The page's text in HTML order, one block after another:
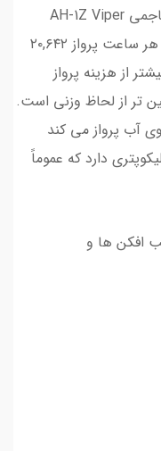
برای مقایسه باید بدانید که هلیکوپتر تهاجمی AH-1Z Viper
متعلق به تفنگداران ویژه دریایی به ازای هر ساعت پرواز ۲۰,۶۴۲
از هزینه پرواز
تر از لحاظ وزنی است.
آب پرواز می کند
دارد که عموماً